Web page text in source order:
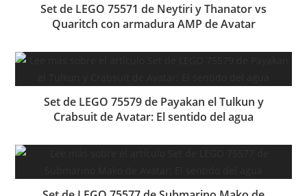
Set de LEGO 75571 de Neytiri y Thanator vs
Quaritch con armadura AMP de Avatar
Set de LEGO 75579 de Payakan el Tulkun y
Crabsuit de Avatar: El sentido del agua